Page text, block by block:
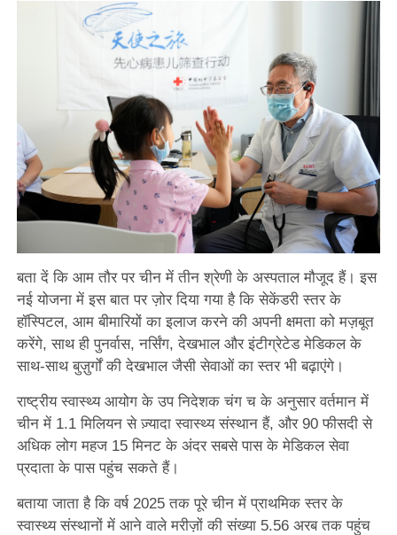
बता दें कि आम तौर पर चीन में तीन श्रेणी के अस्पताल मौजूद हैं। इस
नई योजना में इस बात पर ज़ोर दिया गया है कि सेकेंडरी स्तर के
हॉस्पिटल, आम बीमारियों का इलाज करने की अपनी क्षमता को मज़बूत
करेंगे, साथ ही पुनर्वास, नर्सिंग, देखभाल और इंटीग्रेटेड मेडिकल के
साथ-साथ बुज़ुर्गों की देखभाल जैसी सेवाओं का स्तर भी बढ़ाएंगे।
राष्ट्रीय स्वास्थ्य आयोग के उप निदेशक चंग च के अनुसार वर्तमान में
चीन में 1.1 मिलियन से ज़्यादा स्वास्थ्य संस्थान हैं, और 90 फीसदी से
अधिक लोग महज 15 मिनट के अंदर सबसे पास के मेडिकल सेवा
प्रदाता के पास पहुंच सकते हैं।
बताया जाता है कि वर्ष 2025 तक पूरे चीन में प्राथमिक स्तर के
स्वास्थ्य संस्थानों में आने वाले मरीज़ों की संख्या 5.56 अरब तक पहुंच